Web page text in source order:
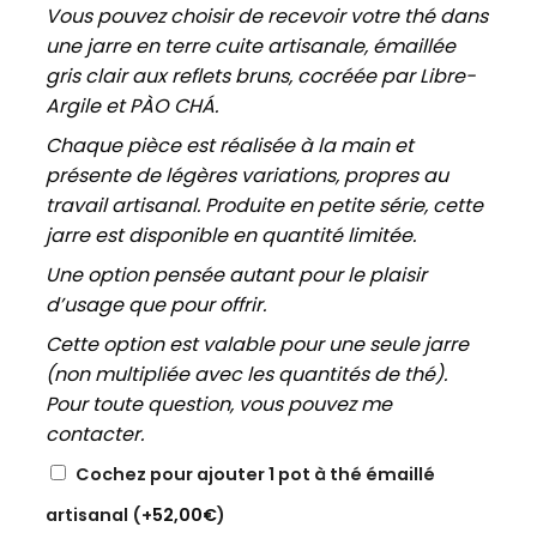
Vous pouvez choisir de recevoir votre thé dans
une jarre en terre cuite artisanale, émaillée
gris clair aux reflets bruns, cocréée par Libre-
Argile et PÀO CHÁ.
Chaque pièce est réalisée à la main et
présente de légères variations, propres au
travail artisanal. Produite en petite série, cette
jarre est disponible en quantité limitée.
Une option pensée autant pour le plaisir
d’usage que pour offrir.
Cette option est valable pour une seule jarre
(non multipliée avec les quantités de thé).
Pour toute question, vous pouvez me
contacter.
Cochez pour ajouter 1 pot à thé émaillé
artisanal (+52,00€)